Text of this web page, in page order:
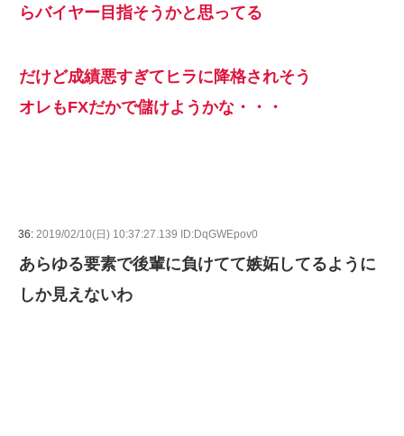
らバイヤー目指そうかと思ってる
だけど成績悪すぎてヒラに降格されそう
オレもFXだかで儲けようかな・・・
36: 2019/02/10(日) 10:37:27.139 ID:DqGWEpov0
あらゆる要素で後輩に負けてて嫉妬してるように
しか見えないわ